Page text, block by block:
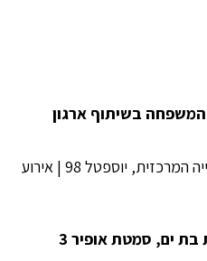
בשיתוף ארגון
20.3 | 18:00 | התרבוטק- הספרייה המרכזית, יוספטל 98 | אירוע
ים, סמטת אופיר 3